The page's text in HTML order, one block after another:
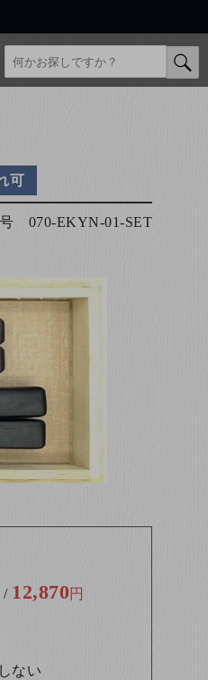
可
070-EKYN-01-SET
/ 12,870 円
ない